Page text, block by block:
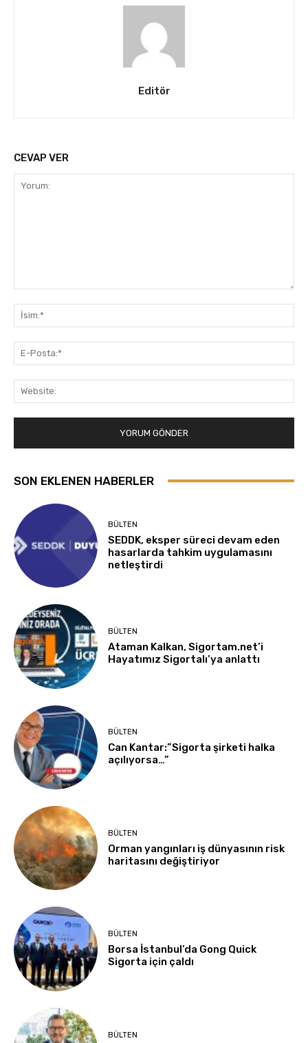
Editör
CEVAP VER
SON EKLENEN HABERLER
BÜLTEN
SEDDK, eksper süreci devam eden
hasarlarda tahkim uygulamasını
netleştirdi
BÜLTEN
Ataman Kalkan, Sigortam.net’i
Hayatımız Sigortalı’ya anlattı
BÜLTEN
Can Kantar:”Sigorta şirketi halka
açılıyorsa…”
BÜLTEN
Orman yangınları iş dünyasının risk
haritasını değiştiriyor
BÜLTEN
Borsa İstanbul’da Gong Quick
Sigorta için çaldı
BÜLTEN